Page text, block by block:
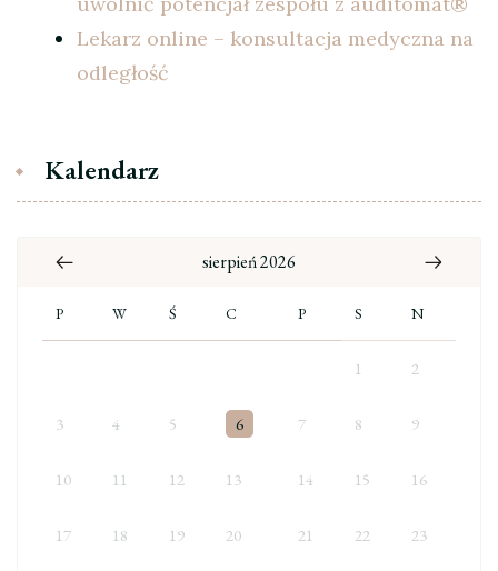
Lekarz online – konsultacja medyczna na
odległość
Kalendarz
sierpień 2026
P W Ś C P S N
1 2
3 4 5 6 7 8 9
10 11 12 13 14 15 16
17 18 19 20 21 22 23